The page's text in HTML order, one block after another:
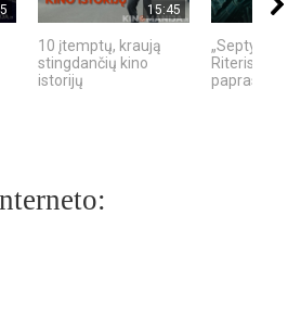
15:45
10 įtemptų, kraują
stingdančių kino
istorijų
„Septynių
Riteris" – kai